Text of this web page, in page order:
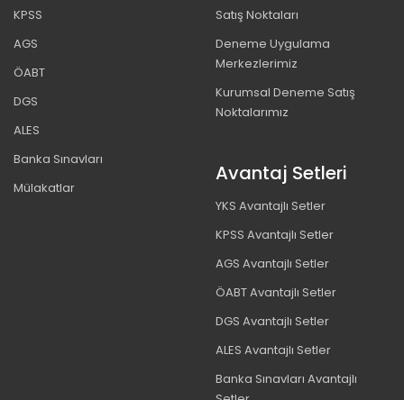
KPSS
AGS
ÖABT
DGS
ALES
Banka Sınavları
Mülakatlar
Satış Noktaları
Deneme Uygulama
Merkezlerimiz
Kurumsal Deneme Satış
Noktalarımız
Avantaj Setleri
YKS Avantajlı Setler
KPSS Avantajlı Setler
AGS Avantajlı Setler
ÖABT Avantajlı Setler
DGS Avantajlı Setler
ALES Avantajlı Setler
Banka Sınavları Avantajlı